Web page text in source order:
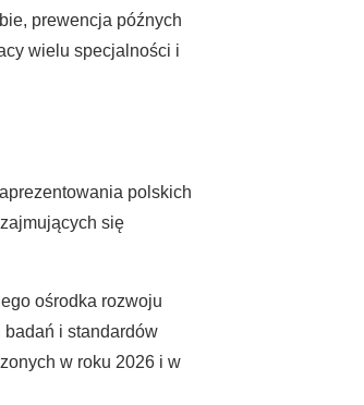
prewencja późnych
wielu specjalności i
polskich
się
ośrodka rozwoju
i standardów
w roku 2026 i w